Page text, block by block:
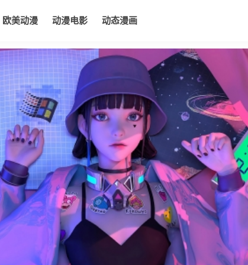
欧美动漫 动漫电影 动态漫画
动态漫画